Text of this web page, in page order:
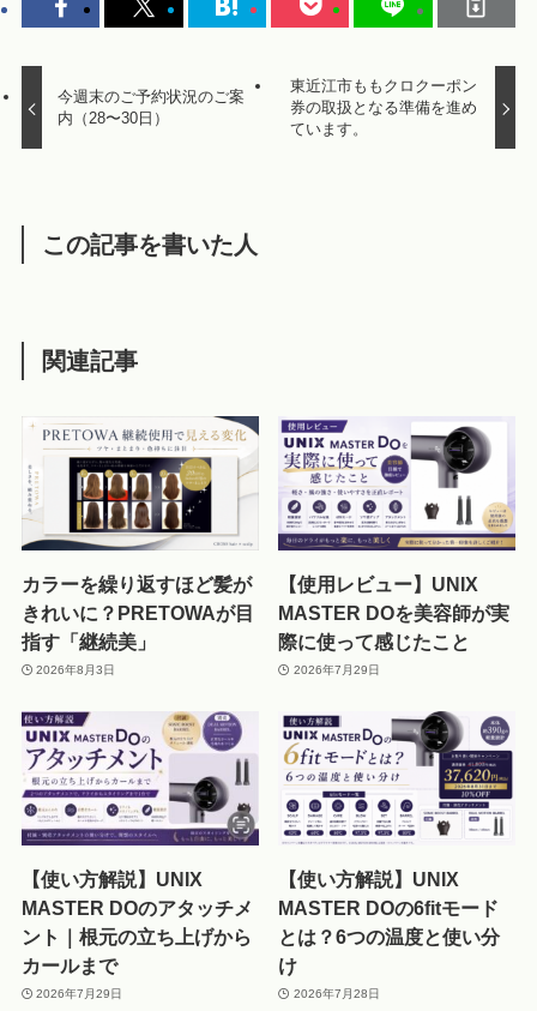
今週末のご予約状況のご案
内（28〜30日）
東近江市ももクロクーポン
券の取扱となる準備を進め
ています。
この記事を書いた人
関連記事
カラーを繰り返すほど髪が
きれいに？PRETOWAが目
指す「継続美」
2026年8月3日
【使用レビュー】UNIX
MASTER DOを美容師が実
際に使って感じたこと
2026年7月29日
【使い方解説】UNIX
MASTER DOのアタッチメ
ント｜根元の立ち上げから
カールまで
2026年7月29日
【使い方解説】UNIX
MASTER DOの6fitモード
とは？6つの温度と使い分
け
2026年7月28日